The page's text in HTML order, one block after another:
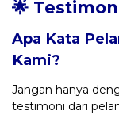
🌟
Apa Kata
Kami?
Jangan hanya
testimoni dari